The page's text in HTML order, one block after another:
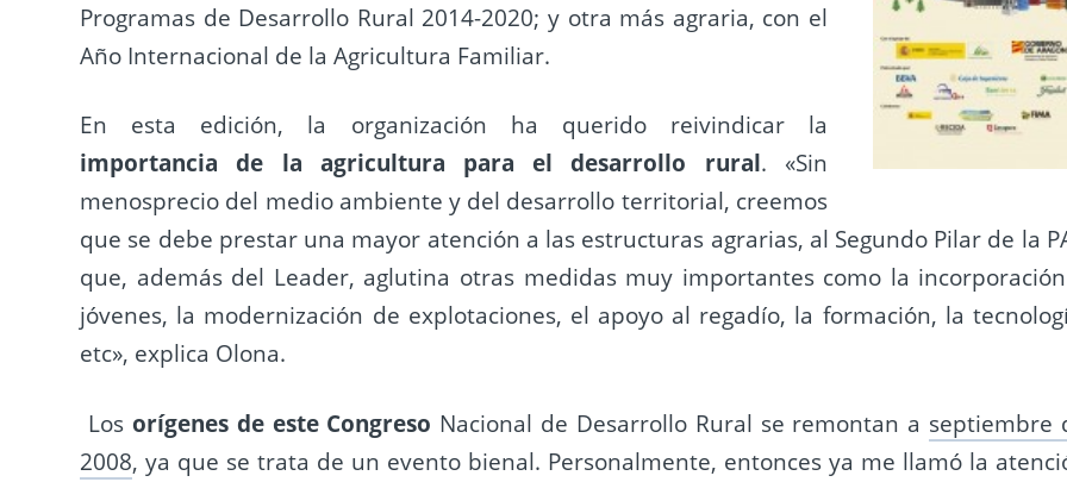
Programas de Desarrollo Rural 2014-2020; y otra más agraria, con el
Año Internacional de la Agricultura Familiar.
En esta edición, la organización ha querido reivindicar la
importancia de la agricultura para el desarrollo rural. «Sin
menosprecio del medio ambiente y del desarrollo territorial, creemos
que se debe prestar una mayor atención a las estructuras agrarias, al Segundo Pilar de la
que, además del Leader, aglutina otras medidas muy importantes como la
jóvenes, la modernización de explotaciones, el apoyo al regadío, la formación, la
etc», explica Olona.
Los orígenes de este Congreso Nacional de Desarrollo Rural se remontan a septiembre
2008, ya que se trata de un evento bienal. Personalmente, entonces ya me llamó la